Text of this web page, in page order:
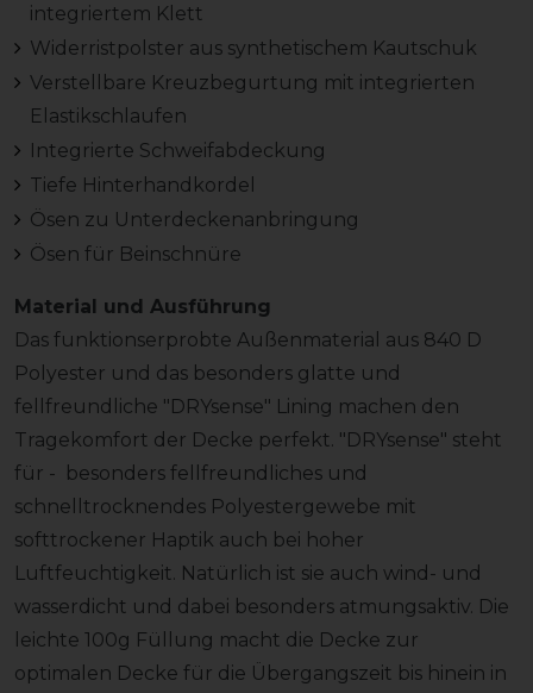
integriertem Klett
Widerristpolster aus synthetischem Kautschuk
Verstellbare Kreuzbegurtung mit integrierten
Elastikschlaufen
Integrierte Schweifabdeckung
Tiefe Hinterhandkordel
Ösen zu Unterdeckenanbringung
Ösen für Beinschnüre
Material und Ausführung
Das funktionserprobte Außenmaterial aus 840 D
Polyester und das besonders glatte und
fellfreundliche "DRYsense" Lining machen den
Tragekomfort der Decke perfekt. "DRYsense" steht
für - besonders fellfreundliches und
schnelltrocknendes Polyestergewebe mit
softtrockener Haptik auch bei hoher
Luftfeuchtigkeit. Natürlich ist sie auch wind- und
wasserdicht und dabei besonders atmungsaktiv. Die
leichte 100g Füllung macht die Decke zur
optimalen Decke für die Übergangszeit bis hinein in